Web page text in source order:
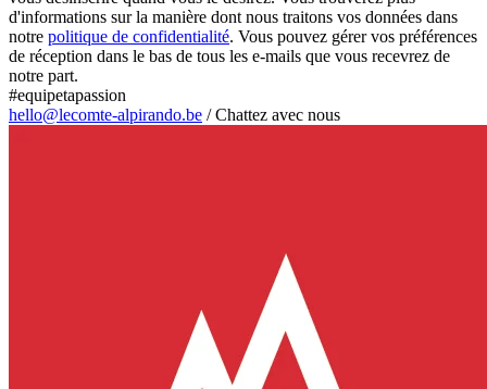
d'informations sur la manière dont nous traitons vos données dans
notre politique de confidentialité. Vous pouvez gérer vos préférences
de réception dans le bas de tous les e-mails que vous recevrez de
notre part.
#equipetapassion
hello@lecomte-alpirando.be /Chattez avec nous